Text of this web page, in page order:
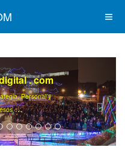
. com
Personal y
...